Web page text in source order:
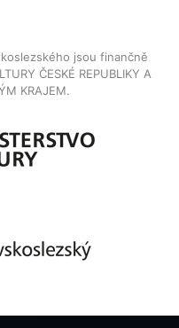
jsou finančně
ČESKÉ REPUBLIKY A
KRAJEM.